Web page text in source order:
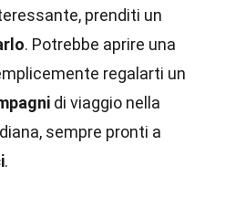
prenditi un
. Potrebbe aprire una
regalarti un
di viaggio nella
sempre pronti a
.